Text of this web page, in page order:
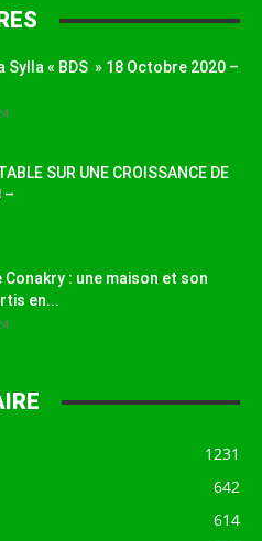
Sylla « BDS » 18 Octobre 2020 –
SUR UNE CROISSANCE DE
–
Conakry : une maison et son
en...
1231
642
614